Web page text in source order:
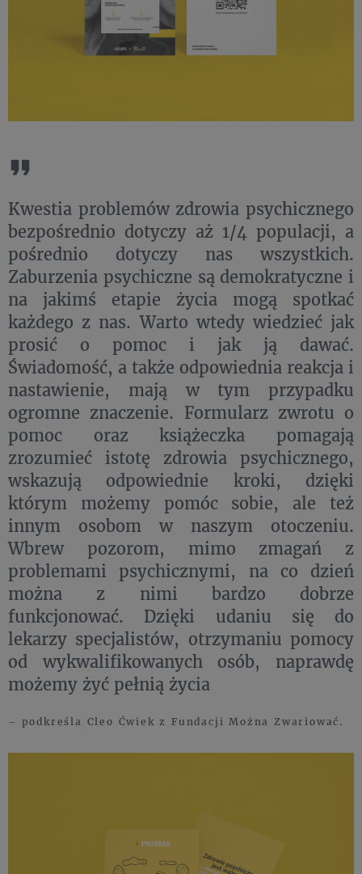
Kwestia problemów zdrowia psychicznego
bezpośrednio dotyczy aż 1/4 populacji, a
pośrednio dotyczy nas wszystkich.
Zaburzenia psychiczne są demokratyczne i
na jakimś etapie życia mogą spotkać
każdego z nas. Warto wtedy wiedzieć jak
prosić o pomoc i jak ją dawać.
Świadomość, a także odpowiednia reakcja i
nastawienie, mają w tym przypadku
ogromne znaczenie. Formularz zwrotu o
pomoc oraz książeczka pomagają
zrozumieć istotę zdrowia psychicznego,
wskazują odpowiednie kroki, dzięki
którym możemy pomóc sobie, ale też
innym osobom w naszym otoczeniu.
Wbrew pozorom, mimo zmagań z
problemami psychicznymi, na co dzień
można z nimi bardzo dobrze
funkcjonować. Dzięki udaniu się do
lekarzy specjalistów, otrzymaniu pomocy
od wykwalifikowanych osób, naprawdę
możemy żyć pełnią życia
– podkreśla Cleo Ćwiek z Fundacji Można Zwariować.